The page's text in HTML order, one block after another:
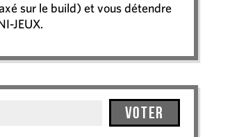
sur le build) et vous détendre
JEUX.
Voter